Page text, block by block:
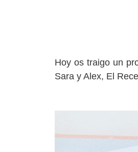
Hoy os traigo un
Sara y Alex, El